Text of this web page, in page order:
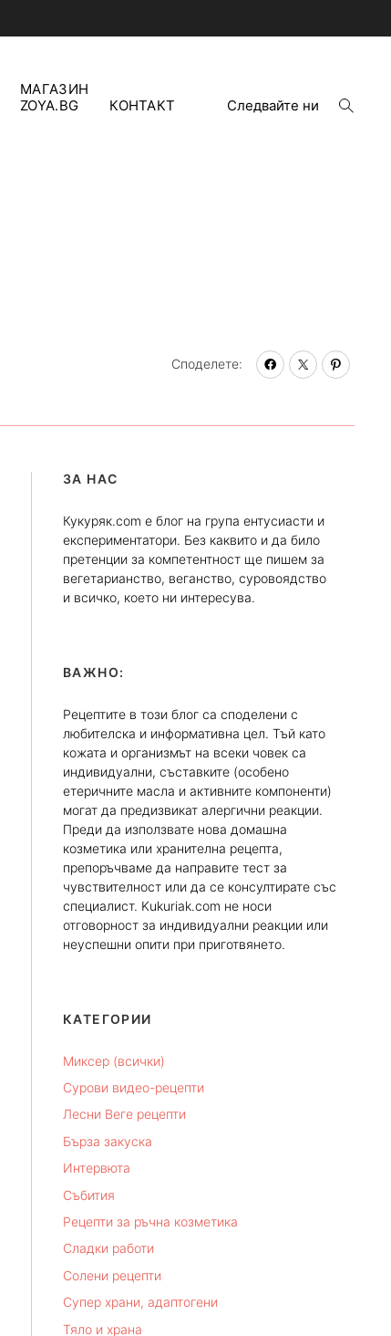
МАГАЗИН
ZOYA.BG
КОНТАКТ Следвайте ни
open
search
Споделете:
ЗА НАС
Кукуряк.com е блог на група ентусиасти и
експериментатори. Без каквито и да било
претенции за компетентност ще пишем за
вегетарианство, веганство, суровоядство
и всичко, което ни интересува.
ВАЖНО:
Рецептите в този блог са споделени с
любителска и информативна цел. Тъй като
кожата и организмът на всеки човек са
индивидуални, съставките (особено
етеричните масла и активните компоненти)
могат да предизвикат алергични реакции.
Преди да използвате нова домашна
козметика или хранителна рецепта,
препоръчваме да направите тест за
чувствителност или да се консултирате със
специалист. Kukuriak.com не носи
отговорност за индивидуални реакции или
неуспешни опити при приготвянето.
КАТЕГОРИИ
Миксер (всички)
Сурови видео-рецепти
Лесни Веге рецепти
Бърза закуска
Интервюта
Събития
Рецепти за ръчна козметика
Сладки работи
Солени рецепти
Супер храни, адаптогени
Тяло и храна